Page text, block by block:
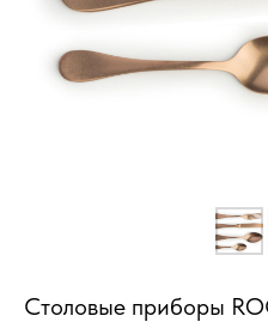
Столовые приборы